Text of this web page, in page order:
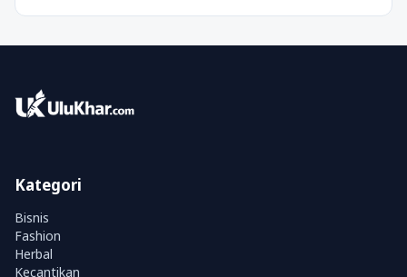
Kategori
Bisnis
Fashion
Herbal
Kecantikan